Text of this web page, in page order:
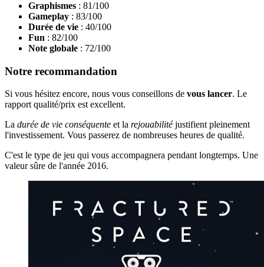
Graphismes : 81/100
Gameplay : 83/100
Durée de vie : 40/100
Fun : 82/100
Note globale : 72/100
Notre recommandation
Si vous hésitez encore, nous vous conseillons de vous lancer. Le
rapport qualité/prix est excellent.
La durée de vie conséquente et la rejouabilitéjustifient pleinement
l'investissement. Vous passerez de nombreuses heures de qualité.
C'est le type de jeu qui vous accompagnera pendant longtemps. Une
valeur sûre de l'année 2016.